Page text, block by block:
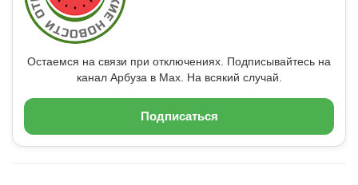
Остаемся на связи при отключениях. Подписывайтесь на
канал Арбуза в Max. На всякий случай.
Подписаться